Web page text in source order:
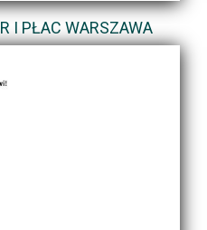
I PŁAC WARSZAWA